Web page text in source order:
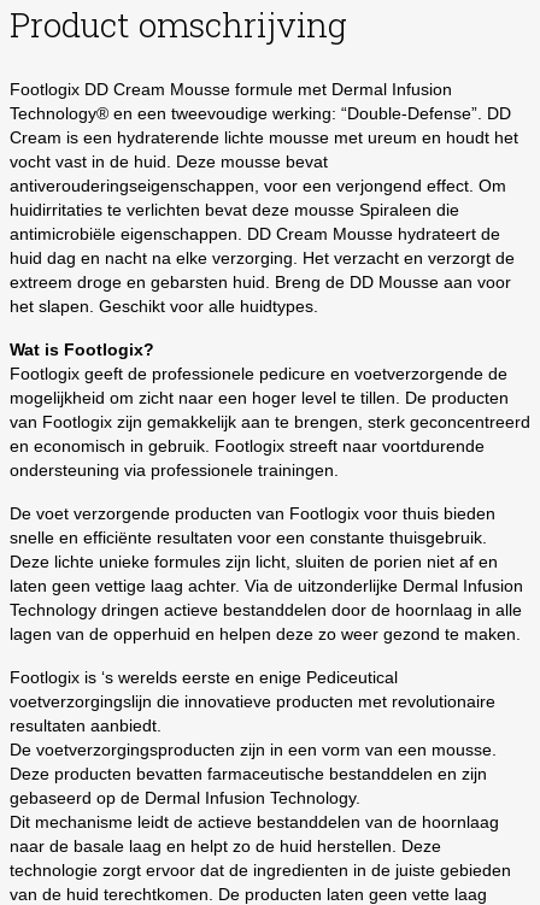
Product omschrijving
Footlogix DD Cream Mousse formule met Dermal Infusion
Technology® en een tweevoudige werking: “Double-Defense”. DD
Cream is een hydraterende lichte mousse met ureum en houdt het
vocht vast in de huid. Deze mousse bevat
antiverouderingseigenschappen, voor een verjongend effect. Om
huidirritaties te verlichten bevat deze mousse Spiraleen die
antimicrobiële eigenschappen. DD Cream Mousse hydrateert de
huid dag en nacht na elke verzorging. Het verzacht en verzorgt de
extreem droge en gebarsten huid. Breng de DD Mousse aan voor
het slapen. Geschikt voor alle huidtypes.
Wat is Footlogix?
Footlogix geeft de professionele pedicure en voetverzorgende de
mogelijkheid om zicht naar een hoger level te tillen. De producten
van Footlogix zijn gemakkelijk aan te brengen, sterk geconcentreerd
en economisch in gebruik. Footlogix streeft naar voortdurende
ondersteuning via professionele trainingen.
De voet verzorgende producten van Footlogix voor thuis bieden
snelle en efficiënte resultaten voor een constante thuisgebruik.
Deze lichte unieke formules zijn licht, sluiten de porien niet af en
laten geen vettige laag achter. Via de uitzonderlijke Dermal Infusion
Technology dringen actieve bestanddelen door de hoornlaag in alle
lagen van de opperhuid en helpen deze zo weer gezond te maken.
Footlogix is ‘s werelds eerste en enige Pediceutical
voetverzorgingslijn die innovatieve producten met revolutionaire
resultaten aanbiedt.
De voetverzorgingsproducten zijn in een vorm van een mousse.
Deze producten bevatten farmaceutische bestanddelen en zijn
gebaseerd op de Dermal Infusion Technology.
Dit mechanisme leidt de actieve bestanddelen van de hoornlaag
naar de basale laag en helpt zo de huid herstellen. Deze
technologie zorgt ervoor dat de ingredienten in de juiste gebieden
van de huid terechtkomen. De producten laten geen vette laag